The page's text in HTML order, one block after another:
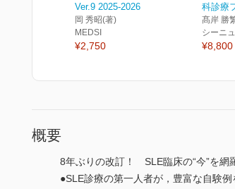
Ver.9 2025-2026
岡 秀昭(著)
MEDSI
¥2,750
科診療
髙岸 勝
シーニュ
¥8,800
概要
8年ぶりの改訂！ SLE臨床の“今”を網
●SLE診療の第一人者が，豊富な自験例